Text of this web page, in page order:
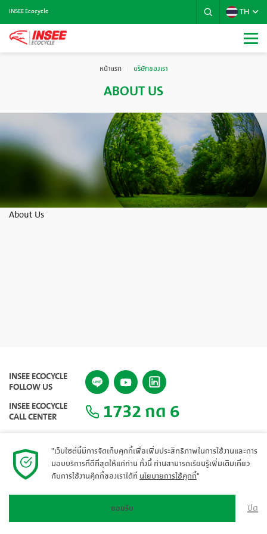
INSEE Ecocycle TH
หน้าแรก บริษัทของเรา
ABOUT US
About Us
INSEE ECOCYCLE
FOLLOW US
INSEE ECOCYCLE
CALL CENTER 1732 กด 6
"เว็บไซต์นี้มีการจัดเก็บคุกกี้เพื่อเพิ่มประสิทธิภาพในการใช้งานและการ
มอบบริการที่ดีที่สุดให้แก่ท่าน ทั้งนี้ ท่านสามารถเรียนรู้เพิ่มเติมเกี่ยว
กับการใช้งานคุ๊กกี้ของเราได้ที่ นโยบายการใช้คุกกี้"
ยอมรับ ปิด
แผนผังเว็บไซต์